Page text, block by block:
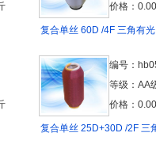
价格：
复合单丝 60D /4F 三角有光
编号：
等级：AA
价格：
复合单丝 25D+30D /2F 三